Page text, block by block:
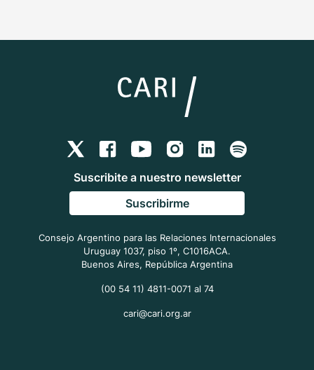
Consejo Argentino para las Relaciones Internacionales
Uruguay 1037, piso 1º, C1016ACA.
Buenos Aires, República Argentina
(00 54 11) 4811-0071 al 74
cari@cari.org.ar
Suscribite a nuestro newsletter
Suscribirme